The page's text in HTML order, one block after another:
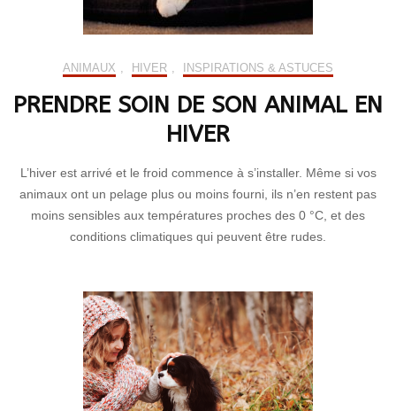
ANIMAUX , HIVER , INSPIRATIONS & ASTUCES
PRENDRE SOIN DE SON ANIMAL EN
HIVER
L’hiver est arrivé et le froid commence à s’installer. Même si vos
animaux ont un pelage plus ou moins fourni, ils n’en restent pas
moins sensibles aux températures proches des 0 °C, et des
conditions climatiques qui peuvent être rudes.